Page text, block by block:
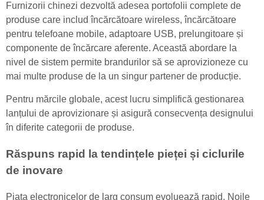
Furnizorii chinezi dezvoltă adesea portofolii complete de
produse care includ încărcătoare wireless, încărcătoare
pentru telefoane mobile, adaptoare USB, prelungitoare și
componente de încărcare aferente. Această abordare la
nivel de sistem permite brandurilor să se aprovizioneze cu
mai multe produse de la un singur partener de producție.
Pentru mărcile globale, acest lucru simplifică gestionarea
lanțului de aprovizionare și asigură consecvența designului
în diferite categorii de produse.
Răspuns rapid la tendințele pieței și ciclurile
de inovare
Piața electronicelor de larg consum evoluează rapid. Noile